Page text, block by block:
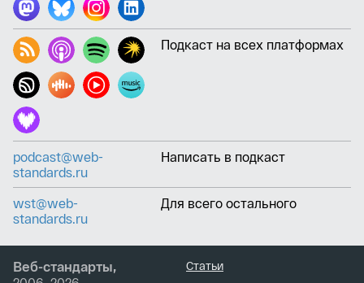
Подкаст на всех платформах
Написать в подкаст
podcast@web-
standards.ru
Для всего остального
wst@web-
standards.ru
Веб-стандарты,
Статьи